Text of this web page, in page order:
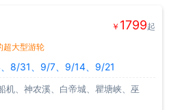
￥ 1799起
超大型游轮
8/31、9/7、9/14、9/21
机、神农溪、白帝城、瞿塘峡、巫